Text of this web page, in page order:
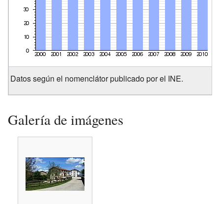
Datos según el nomenclátor publicado por el INE.
Galería de imágenes